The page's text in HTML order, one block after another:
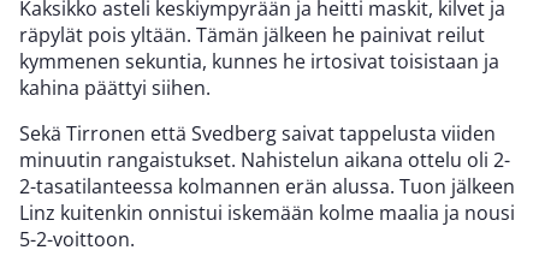
Kaksikko asteli keskiympyrään ja heitti maskit, kilvet ja
räpylät pois yltään. Tämän jälkeen he painivat reilut
kymmenen sekuntia, kunnes he irtosivat toisistaan ja
kahina päättyi siihen.
Sekä Tirronen että Svedberg saivat tappelusta viiden
minuutin rangaistukset. Nahistelun aikana ottelu oli 2-
2-tasatilanteessa kolmannen erän alussa. Tuon jälkeen
Linz kuitenkin onnistui iskemään kolme maalia ja nousi
5-2-voittoon.